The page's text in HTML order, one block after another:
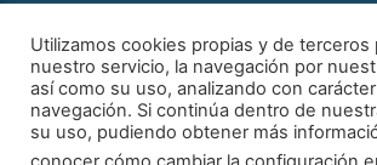
Utilizamos cookies propias y de terceros
nuestro servicio, la navegación por
así como su uso, analizando con
navegación. Si continúa dentro de
su uso, pudiendo obtener más